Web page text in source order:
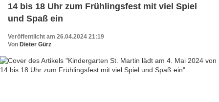
14 bis 18 Uhr zum Frühlingsfest mit viel Spiel
und Spaß ein
Veröffentlicht am 26.04.2024 21:19
Von Dieter Gürz